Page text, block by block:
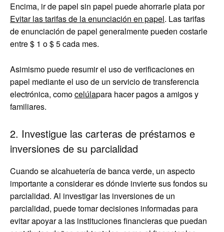
Encima, ir de papel sin papel puede ahorrarle plata por
Evitar las tarifas de la enunciación en papel. Las tarifas
de enunciación de papel generalmente pueden costarle
entre $ 1 o $ 5 cada mes.
Asimismo puede resumir el uso de verificaciones en
papel mediante el uso de un servicio de transferencia
electrónica, comocelúlapara hacer pagos a amigos y
familiares.
2. Investigue las carteras de préstamos e
inversiones de su parcialidad
Cuando se alcahuetería de banca verde, un aspecto
importante a considerar es dónde invierte sus fondos su
parcialidad. Al investigar las inversiones de un
parcialidad, puede tomar decisiones informadas para
evitar apoyar a las instituciones financieras que puedan